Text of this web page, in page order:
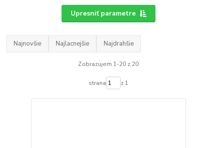
Upresniť parametre
Najnovšie Najlacnejšie Najdrahšie
Zobrazujem 1-20 z 20
strana z 1